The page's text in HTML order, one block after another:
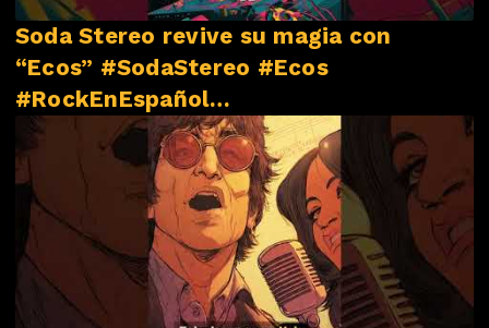
Soda Stereo revive su magia con
“Ecos” #SodaStereo #Ecos
#RockEnEspañol
#NovedadesMusicales